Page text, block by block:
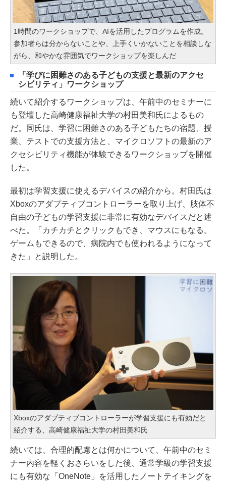
1時間のワークショップで、AIを活用したプログラムを作成。
参加者らは分からないことや、上手くいかないことを相談しな
がら、和やかな雰囲気でワークショップを楽しんだ
「学びに困難さのある子どもの支援と最新のアクセ
シビリティ」ワークショップ
続いて紹介するワークショップは、午前中のセミナーに
も登壇した高崎健康福祉大学の村田美和氏によるもの
だ。同氏は、学習に困難さのある子どもたちの宿題、授
業、テストでの支援方法と、マイクロソフトの最新のア
クセシビリティ機能が体験できるワークショップを開催
した。
最初は学習支援に使えるデバイスの紹介から。村田氏は
Xboxのアダプティブコントローラーを取り上げ、肢体不
自由の子どもの学習支援に非常に有効なデバイスだと述
べた。「カチカチとクリックもでき、マウスにもなる。
ゲームもできるので、病院内でも使われるようになって
きた」と説明した。
Xboxのアダプティブコントローラーが学習支援にも有効だと
紹介する、高崎健康福祉大学の村田美和氏
続いては、合理的配慮とは何かについて、午前中のセミ
ナー内容を軽くおさらいをした後、通常学級の学習支援
にも有効な「OneNote」を活用したノートテイキングを